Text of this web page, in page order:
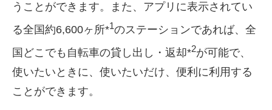
うことができます。また、アプリに表示されてい
る全国約6,600ヶ所*1のステーションであれば、全
国どこでも自転車の貸し出し・返却*2が可能で、
使いたいときに、使いたいだけ、便利に利用する
ことができます。